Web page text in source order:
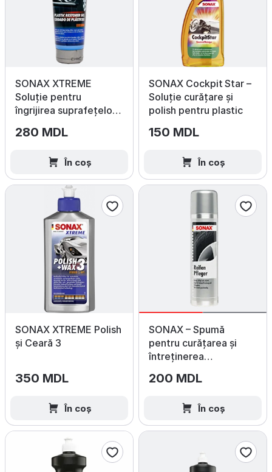
SONAX XTREME
Soluție pentru
îngrijirea suprafețelor
250 ml
280 MDL
În coș
SONAX Cockpit Star –
Soluție curățare și
polish pentru plastic
150 MDL
În coș
SONAX XTREME Polish
și Ceară 3
350 MDL
În coș
SONAX – Spumă
pentru curățarea și
întreținerea
200 MDL
În coș